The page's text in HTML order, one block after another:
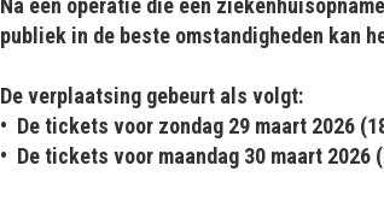
Na een operatie die een
publiek in de beste omstandigheden kan
De verplaatsing gebeurt als volgt:
•⁠ ⁠De tickets voor zondag 29 maart 2026
•⁠ ⁠De tickets voor maandag 30 maart